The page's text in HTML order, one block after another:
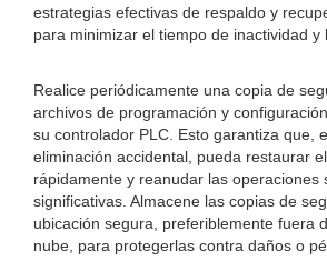
estrategias efectivas de respaldo y
para minimizar el tiempo de inactividad y
Realice periódicamente una copia de
archivos de programación y
su controlador PLC. Esto garantiza que,
eliminación accidental, pueda restaurar
rápidamente y reanudar las operaciones
significativas. Almacene las copias de
ubicación segura, preferiblemente fuera
nube, para protegerlas contra daños o